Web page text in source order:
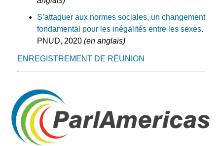
S’attaquer aux normes sociales, un changement
fondamental pour les inégalités entre les sexes.
PNUD, 2020 (en anglais)
ENREGISTREMENT DE RÉUNION